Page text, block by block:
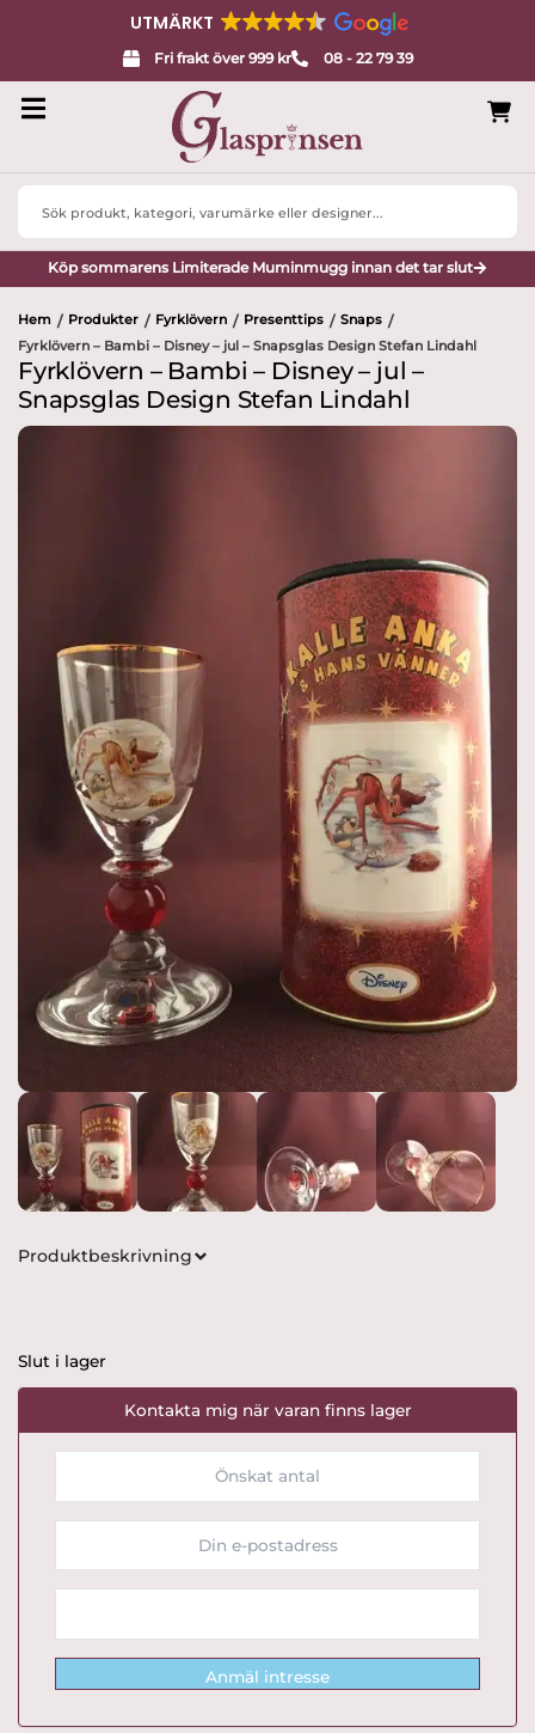
UTMÄRKT
Fri frakt över 999 kr 08 - 22 79 39
Search
Köp sommarens Limiterade Muminmugg innan det tar slut
Hem / Produkter / Fyrklövern / Presenttips / Snaps /
Fyrklövern – Bambi – Disney – jul – Snapsglas Design Stefan Lindahl
Fyrklövern – Bambi – Disney – jul –
Snapsglas Design Stefan Lindahl
Produktbeskrivning
Slut i lager
Kontakta mig när varan finns lager
Anmäl intresse